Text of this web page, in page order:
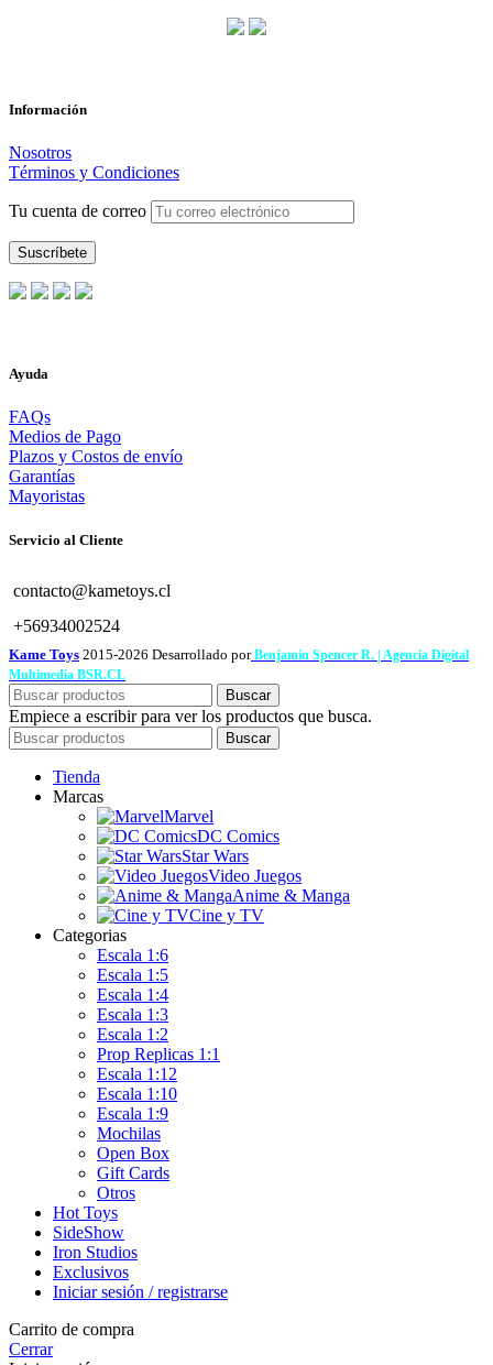
Información
Nosotros
Términos y Condiciones
Tu cuenta de correo
Ayuda
FAQs
Medios de Pago
Plazos y Costos de envío
Garantías
Mayoristas
Servicio al Cliente
contacto@kametoys.cl
+56934002524
Kame Toys 2015-2026 Desarrollado porBenjamín Spencer R. | Agencia Digital
Multimedia BSR.CL
Buscar
Empiece a escribir para ver los productos que busca.
Buscar
Tienda
Marcas
Marvel
DC Comics
Star Wars
Video Juegos
Anime & Manga
Cine y TV
Categorias
Escala 1:6
Escala 1:5
Escala 1:4
Escala 1:3
Escala 1:2
Prop Replicas 1:1
Escala 1:12
Escala 1:10
Escala 1:9
Mochilas
Open Box
Gift Cards
Otros
Hot Toys
SideShow
Iron Studios
Exclusivos
Iniciar sesión / registrarse
Carrito de compra
Cerrar